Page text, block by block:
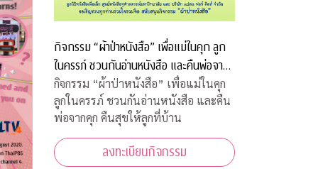
กิจกรรม “ผ้าป่าหนังสือ” เพื่อแม่ในคุก ลูก
ในครรภ์ ชวนกันอ่านหนังสือ และคืนพ่อจาก
คุก คืนสุขให้ลูกที่บ้าน
กิจกรรม “ผ้าป่าหนังสือ” เพื่อแม่ในคุก
ลูกในครรภ์ ชวนกันอ่านหนังสือ และคืน
พ่อจากคุก คืนสุขให้ลูกที่บ้าน
ลงทะเบียนกิจกรรม